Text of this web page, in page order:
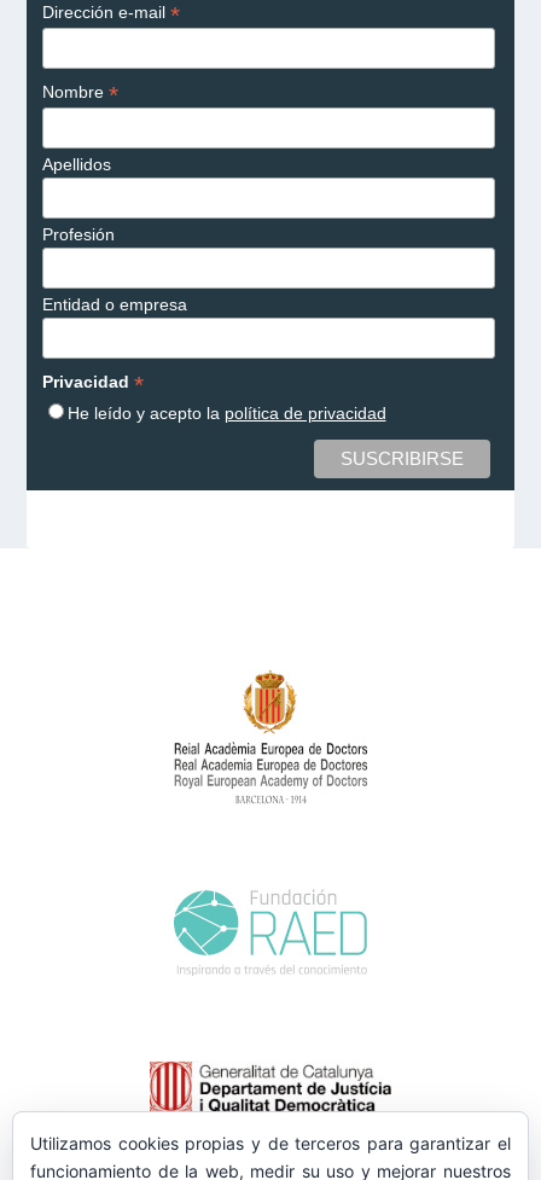
Dirección e-mail *
Nombre *
Apellidos
Profesión
Entidad o empresa
Privacidad *
He leído y acepto la política de privacidad
Utilizamos cookies propias y de terceros para garantizar el
funcionamiento de la web, medir su uso y mejorar nuestros